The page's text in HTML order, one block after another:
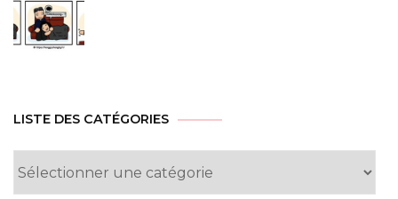
LISTE DES CATÉGORIES